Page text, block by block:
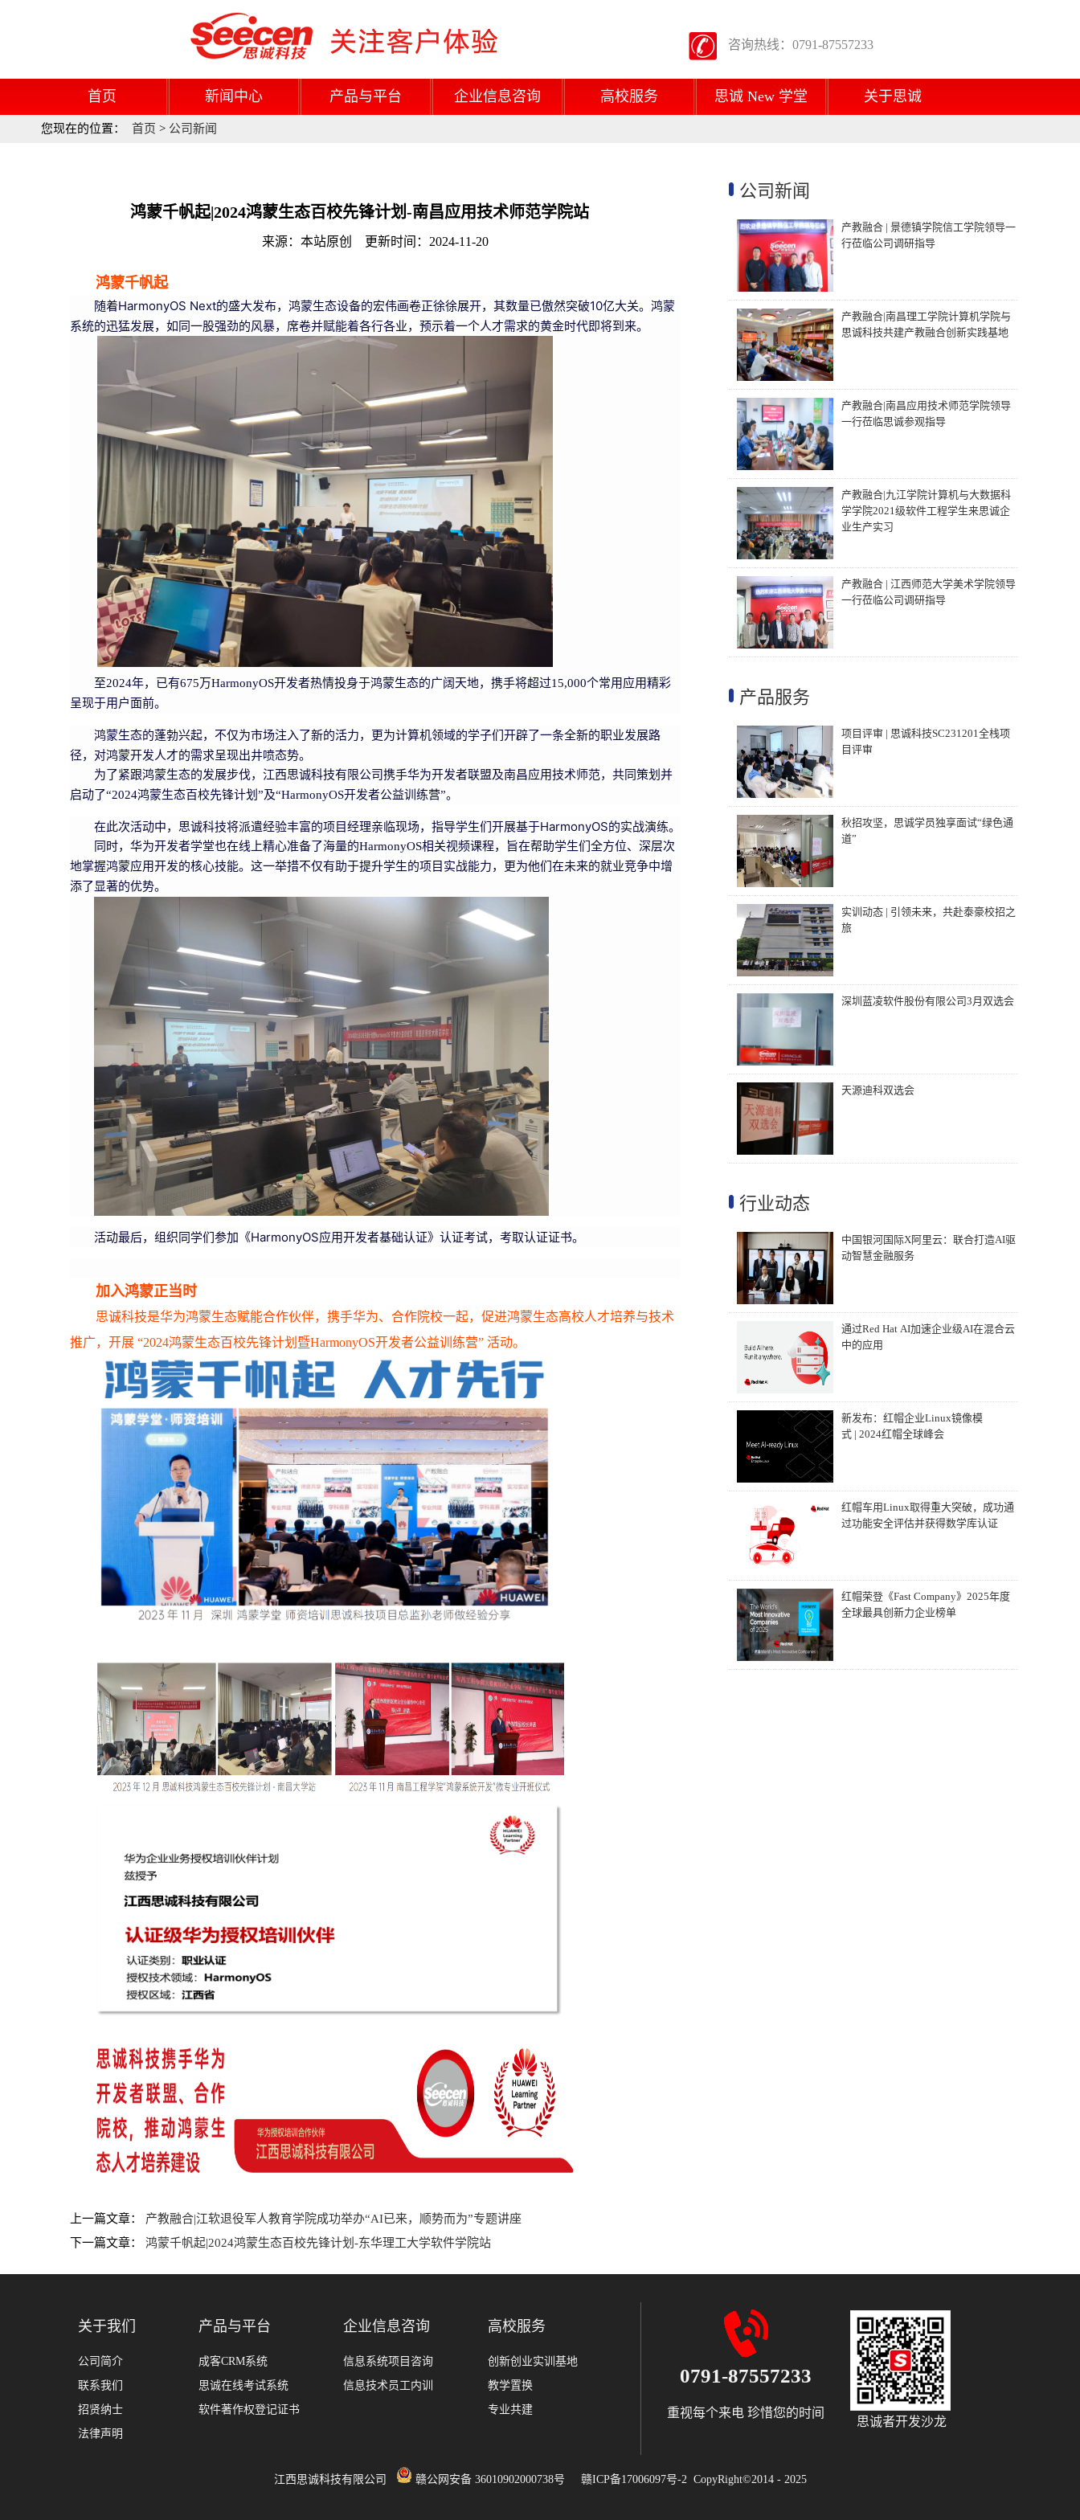
咨询热线：0791-87557233
首页 新闻中心 产品与平台 企业信息咨询 高校服务 思诚 New 学堂 关于思诚
您现在的位置： 首页 > 公司新闻
鸿蒙千帆起|2024鸿蒙生态百校先锋计划-南昌应用技术师范学院站
来源：本站原创 更新时间：2024-11-20
鸿蒙千帆起
随着HarmonyOS Next的盛大发布，鸿蒙生态设备的宏伟画卷正徐徐展开，其数量已傲然突破10亿大关。鸿蒙
系统的迅猛发展，如同一股强劲的风暴，席卷并赋能着各行各业，预示着一个人才需求的黄金时代即将到来。
至2024年，已有675万HarmonyOS开发者热情投身于鸿蒙生态的广阔天地，携手将超过15,000个常用应用精彩
呈现于用户面前。
鸿蒙生态的蓬勃兴起，不仅为市场注入了新的活力，更为计算机领域的学子们开辟了一条全新的职业发展路
径，对鸿蒙开发人才的需求呈现出井喷态势。
为了紧跟鸿蒙生态的发展步伐，江西思诚科技有限公司携手华为开发者联盟及南昌应用技术师范，共同策划并
启动了“2024鸿蒙生态百校先锋计划”及“HarmonyOS开发者公益训练营”。
在此次活动中，思诚科技将派遣经验丰富的项目经理亲临现场，指导学生们开展基于HarmonyOS的实战演练。
同时，华为开发者学堂也在线上精心准备了海量的HarmonyOS相关视频课程，旨在帮助学生们全方位、深层次
地掌握鸿蒙应用开发的核心技能。这一举措不仅有助于提升学生的项目实战能力，更为他们在未来的就业竞争中增
添了显著的优势。
活动最后，组织同学们参加《HarmonyOS应用开发者基础认证》认证考试，考取认证证书。
加入鸿蒙正当时
思诚科技是华为鸿蒙生态赋能合作伙伴，携手华为、合作院校一起，促进鸿蒙生态高校人才培养与技术
推广，开展 “2024鸿蒙生态百校先锋计划暨HarmonyOS开发者公益训练营” 活动。
上一篇文章： 产教融合|江软退役军人教育学院成功举办“AI已来，顺势而为”专题讲座
下一篇文章： 鸿蒙千帆起|2024鸿蒙生态百校先锋计划-东华理工大学软件学院站
公司新闻
产教融合 | 景德镇学院信工学院领导一
行莅临公司调研指导
产教融合|南昌理工学院计算机学院与
思诚科技共建产教融合创新实践基地
产教融合|南昌应用技术师范学院领导
一行莅临思诚参观指导
产教融合|九江学院计算机与大数据科
学学院2021级软件工程学生来思诚企
业生产实习
产教融合 | 江西师范大学美术学院领导
一行莅临公司调研指导
产品服务
项目评审 | 思诚科技SC231201全栈项
目评审
秋招攻坚，思诚学员独享面试“绿色通
道”
实训动态 | 引领未来，共赴泰豪校招之
旅
深圳蓝凌软件股份有限公司3月双选会
天源迪科双选会
行业动态
中国银河国际X阿里云：联合打造AI驱
动智慧金融服务
通过Red Hat AI加速企业级AI在混合云
中的应用
新发布：红帽企业Linux镜像模
式 | 2024红帽全球峰会
红帽车用Linux取得重大突破，成功通
过功能安全评估并获得数学库认证
红帽荣登《Fast Company》2025年度
全球最具创新力企业榜单
关于我们
公司简介
联系我们
招贤纳士
法律声明
产品与平台
成客CRM系统
思诚在线考试系统
软件著作权登记证书
企业信息咨询
信息系统项目咨询
信息技术员工内训
高校服务
创新创业实训基地
教学置换
专业共建
0791-87557233
重视每个来电 珍惜您的时间
思诚者开发沙龙
江西思诚科技有限公司 赣公网安备 36010902000738号 赣ICP备17006097号-2CopyRight©2014 - 2025